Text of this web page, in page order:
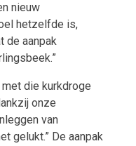
nieuw
hetzelfde is,
de aanpak
die kurkdroge
onze
van
gelukt.” De aanpak